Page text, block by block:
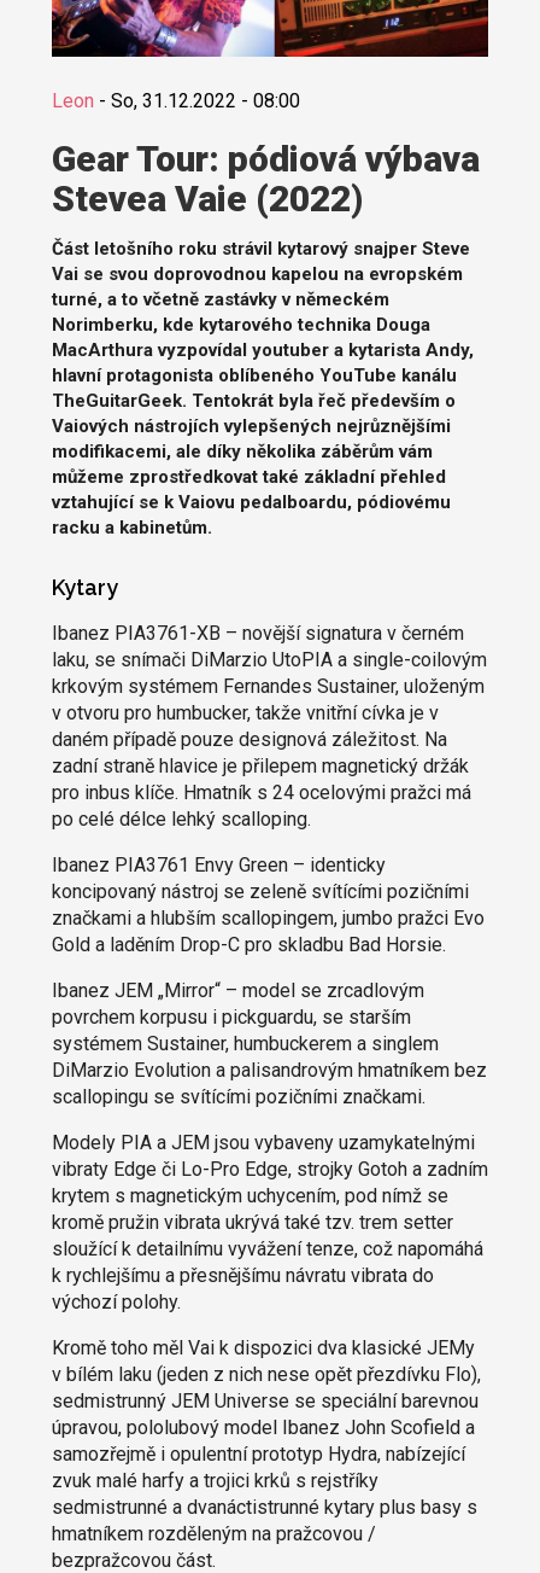
Leon - So, 31.12.2022 - 08:00
Gear Tour: pódiová výbava
Stevea Vaie (2022)
Část letošního roku strávil kytarový snajper Steve
Vai se svou doprovodnou kapelou na evropském
turné, a to včetně zastávky v německém
Norimberku, kde kytarového technika Douga
MacArthura vyzpovídal youtuber a kytarista Andy,
hlavní protagonista oblíbeného YouTube kanálu
TheGuitarGeek. Tentokrát byla řeč především o
Vaiových nástrojích vylepšených nejrůznějšími
modifikacemi, ale díky několika záběrům vám
můžeme zprostředkovat také základní přehled
vztahující se k Vaiovu pedalboardu, pódiovému
racku a kabinetům.
Kytary
Ibanez PIA3761-XB – novější signatura v černém
laku, se snímači DiMarzio UtoPIA a single-coilovým
krkovým systémem Fernandes Sustainer, uloženým
v otvoru pro humbucker, takže vnitřní cívka je v
daném případě pouze designová záležitost. Na
zadní straně hlavice je přilepem magnetický držák
pro inbus klíče. Hmatník s 24 ocelovými pražci má
po celé délce lehký scalloping.
Ibanez PIA3761 Envy Green – identicky
koncipovaný nástroj se zeleně svítícími pozičními
značkami a hlubším scallopingem, jumbo pražci Evo
Gold a laděním Drop-C pro skladbu Bad Horsie.
Ibanez JEM „Mirror“ – model se zrcadlovým
povrchem korpusu i pickguardu, se starším
systémem Sustainer, humbuckerem a singlem
DiMarzio Evolution a palisandrovým hmatníkem bez
scallopingu se svítícími pozičními značkami.
Modely PIA a JEM jsou vybaveny uzamykatelnými
vibraty Edge či Lo-Pro Edge, strojky Gotoh a zadním
krytem s magnetickým uchycením, pod nímž se
kromě pružin vibrata ukrývá také tzv. trem setter
sloužící k detailnímu vyvážení tenze, což napomáhá
k rychlejšímu a přesnějšímu návratu vibrata do
výchozí polohy.
Kromě toho měl Vai k dispozici dva klasické JEMy
v bílém laku (jeden z nich nese opět přezdívku Flo),
sedmistrunný JEM Universe se speciální barevnou
úpravou, pololubový model Ibanez John Scofield a
samozřejmě i opulentní prototyp Hydra, nabízející
zvuk malé harfy a trojici krků s rejstříky
sedmistrunné a dvanáctistrunné kytary plus basy s
hmatníkem rozděleným na pražcovou /
bezpražcovou část.